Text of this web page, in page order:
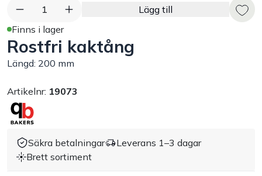
Städutrustning
Arbetskläder
Plåtbyte
Monin
1
Lägg till
Finns i lager
Rostfri kaktång
Längd: 200 mm
Artikelnr: 19073
Säkra betalningar
Leverans 1–3 dagar
Brett sortiment